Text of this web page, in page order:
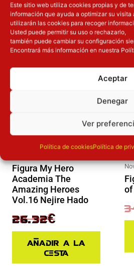
Este sitio web utiliza cookies propias y de
información que ayuda a optimizar su visita
utilizarán las cookies para recoger
Usted puede permitir su uso o rechazarlo,
también puede cambiar su configuración
Encontrará más información en nuestra
Aceptar
Denegar
Ver
Política de cookiesPolítica de
OTROS
Figura My Hero
Academia The
Amazing Heroes
Vol.16 Nejire Hado
32.90€
El precio original era: 32.90€.
26.32€
El precio actual es: 26.32€.
Añadir a la
cesta
of